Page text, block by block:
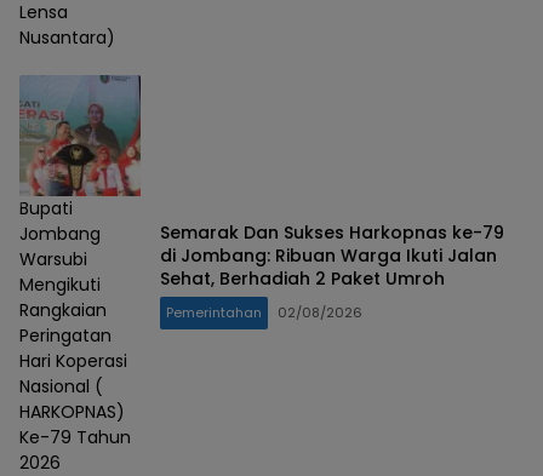
Lensa
Nusantara)
Bupati
Jombang
Warsubi
Mengikuti
Rangkaian
Peringatan
Hari Koperasi
Nasional (
HARKOPNAS)
Ke-79 Tahun
2026
Semarak Dan Sukses Harkopnas ke-79
di Jombang: Ribuan Warga Ikuti Jalan
Sehat, Berhadiah 2 Paket Umroh
Pemerintahan 02/08/2026